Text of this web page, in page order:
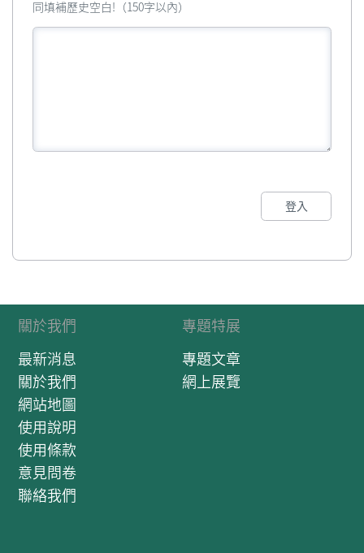
同填補歷史空白!（150字以內）
登入
關於我們
最新消息
關於我們
網站地圖
使用說明
使用條款
意見問卷
聯絡我們
專題特展
專題文章
網上展覽